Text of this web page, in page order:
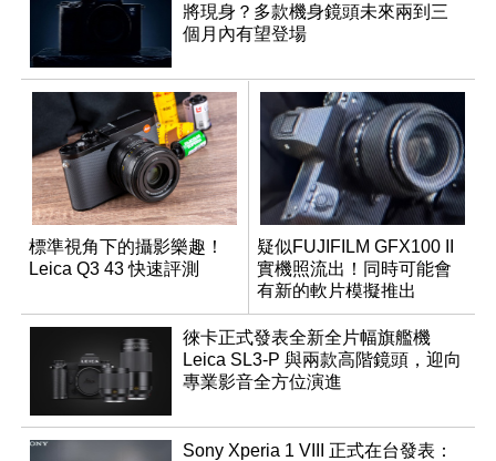
將現身？多款機身鏡頭未來兩到三
個月內有望登場
標準視角下的攝影樂趣！
Leica Q3 43 快速評測
疑似FUJIFILM GFX100 II
實機照流出！同時可能會
有新的軟片模擬推出
徠卡正式發表全新全片幅旗艦機
Leica SL3-P 與兩款高階鏡頭，迎向
專業影音全方位演進
Sony Xperia 1 VIII 正式在台發表：